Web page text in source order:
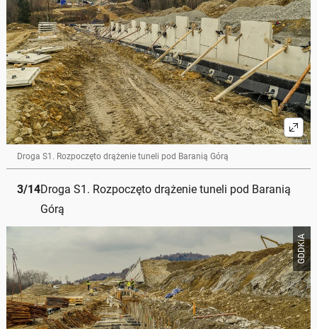
Droga S1. Rozpoczęto drążenie tuneli pod Baranią Górą
3/14Droga S1. Rozpoczęto drążenie tuneli pod Baranią
Górą
GDDKiA